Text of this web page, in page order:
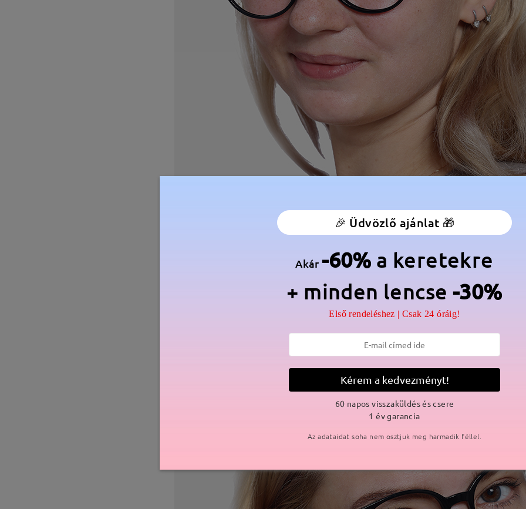
🎉 Üdvözlő ajánlat 🎁
Akár-60% a keretekre
+ minden lencse -30%
Első rendeléshez | Csak 24 óráig!
Kérem a kedvezményt!
60 napos visszaküldés és csere
1 év garancia
Az adataidat soha nem osztjuk meg harmadik féllel.